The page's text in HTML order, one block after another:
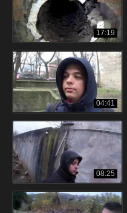
17:19
04:41
08:25